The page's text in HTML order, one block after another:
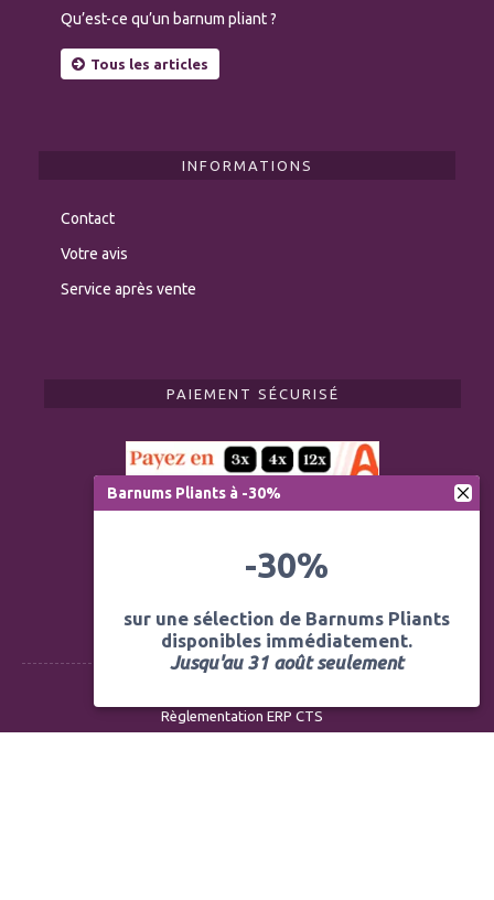
Qu’est-ce qu’un barnum pliant ?
Tous les articles
INFORMATIONS
Contact
Votre avis
Service après vente
PAIEMENT SÉCURISÉ
Règlementation ERP CTS
Barnums Pliants à -30%
-30%
sur une sélection de Barnums Pliants
disponibles immédiatement.
Jusqu'au 31 août seulement